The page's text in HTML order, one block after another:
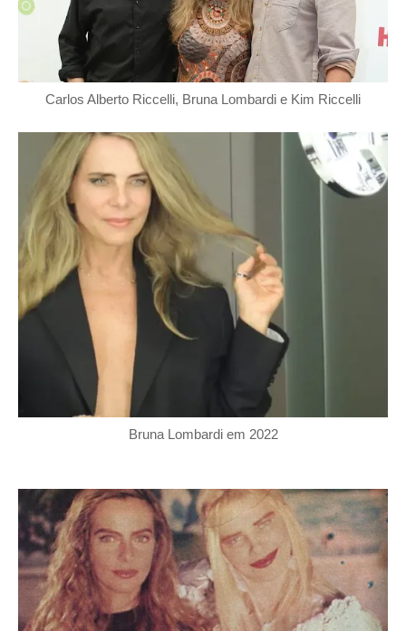
Carlos Alberto Riccelli, Bruna Lombardi e Kim Riccelli
Bruna Lombardi em 2022